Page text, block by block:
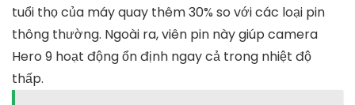
Điểm nổi bật trong đẳng cấp thiết kế mà bạn sẽ hoàn